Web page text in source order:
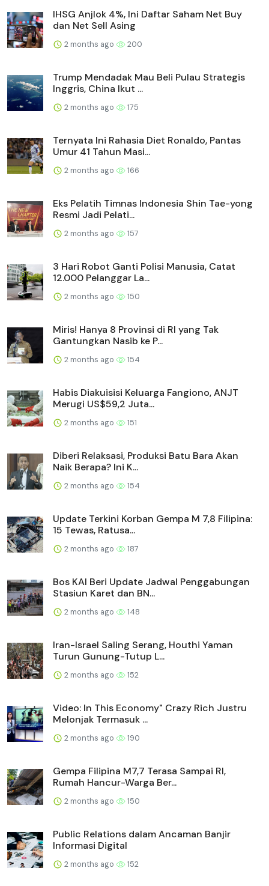
IHSG Anjlok 4%, Ini Daftar Saham Net Buy
dan Net Sell Asing
2 months ago 200
Trump Mendadak Mau Beli Pulau Strategis
Inggris, China Ikut ...
2 months ago 175
Ternyata Ini Rahasia Diet Ronaldo, Pantas
Umur 41 Tahun Masi...
2 months ago 166
Eks Pelatih Timnas Indonesia Shin Tae-yong
Resmi Jadi Pelati...
2 months ago 157
3 Hari Robot Ganti Polisi Manusia, Catat
12.000 Pelanggar La...
2 months ago 150
Miris! Hanya 8 Provinsi di RI yang Tak
Gantungkan Nasib ke P...
2 months ago 154
Habis Diakuisisi Keluarga Fangiono, ANJT
Merugi US$59,2 Juta...
2 months ago 151
Diberi Relaksasi, Produksi Batu Bara Akan
Naik Berapa? Ini K...
2 months ago 154
Update Terkini Korban Gempa M 7,8 Filipina:
15 Tewas, Ratusa...
2 months ago 187
Bos KAI Beri Update Jadwal Penggabungan
Stasiun Karet dan BN...
2 months ago 148
Iran-Israel Saling Serang, Houthi Yaman
Turun Gunung-Tutup L...
2 months ago 152
Video: In This Economy" Crazy Rich Justru
Melonjak Termasuk ...
2 months ago 190
Gempa Filipina M7,7 Terasa Sampai RI,
Rumah Hancur-Warga Ber...
2 months ago 150
Public Relations dalam Ancaman Banjir
Informasi Digital
2 months ago 152